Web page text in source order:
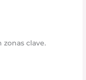
clave.